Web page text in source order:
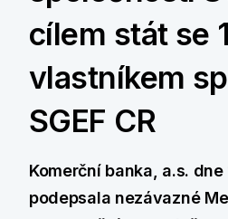
cílem stát se
vlastníkem
SGEF CR
Komerční banka, a.s.
podepsala nezávazné